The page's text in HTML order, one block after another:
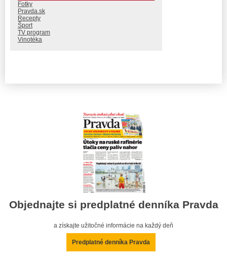
Fotky
Pravda.sk
Recepty
Šport
TV program
Vinotéka
Objednajte si predplatné denníka Pravda
a získajte užitočné informácie na každý deň
Predplatné denníka Pravda